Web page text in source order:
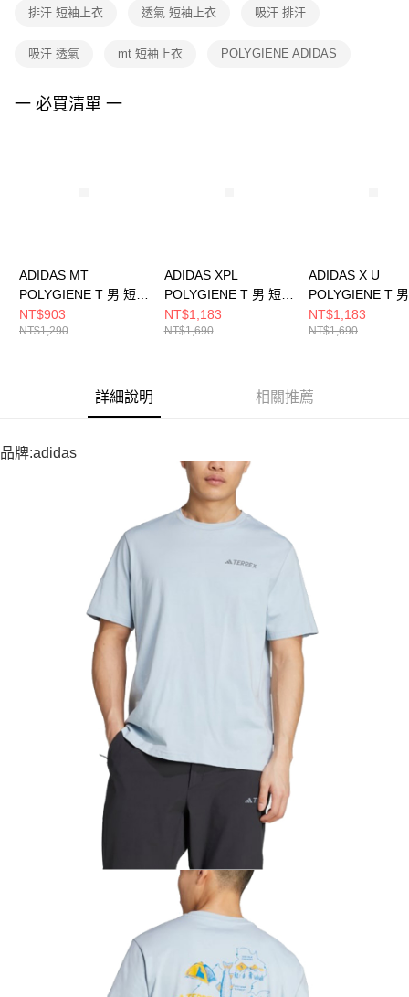
權轉讓予恩沛科技股份有限公司。
３．未成年的使用者請事先徵得法定代理人或監護人之同意方可使用
４．使用「AFTEE先享後付」時，將依據個別帳號之用戶狀況，依本公司即
排汗 短袖上衣 透氣 短袖上衣 吸汗 排汗
吸汗 透氣 mt 短袖上衣 POLYGIENE ADIDAS
一 必買清單 一
ADIDAS MT
POLYGIENE T 男 短袖
上衣 JI8327
NT$903
NT$1,290
ADIDAS XPL
POLYGIENE T 男 短袖
上衣 JI8318
NT$1,183
NT$1,690
ADIDAS X U
POLYGIENE T
袖上衣 KA5149
NT$1,183
NT$1,690
詳細說明 相關推薦
品牌:adidas